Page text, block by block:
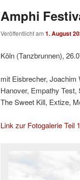
Amphi
Veröffentlicht am 1. August
Köln (Tanzbrunnen),
mit Eisbrecher, Joachim
Hanover, Empathy
The Sweet Kill, Extize,
Link zur Fotogalerie Teil 1